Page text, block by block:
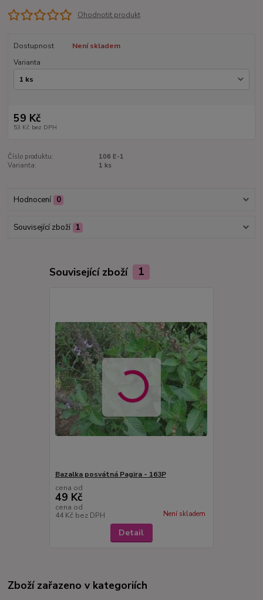
Ohodnotit produkt
Dostupnost
Není skladem
Varianta
59 Kč
53 Kč bez DPH
Číslo produktu:
106 E-1
Varianta:
1 ks
Hodnocení 0
Související zboží 1
Související zboží 1
Bazalka posvátná Pagira - 163P
cena od
49 Kč
cena od
44 Kč bez DPH Není skladem
Detail
Zboží zařazeno v kategoriích